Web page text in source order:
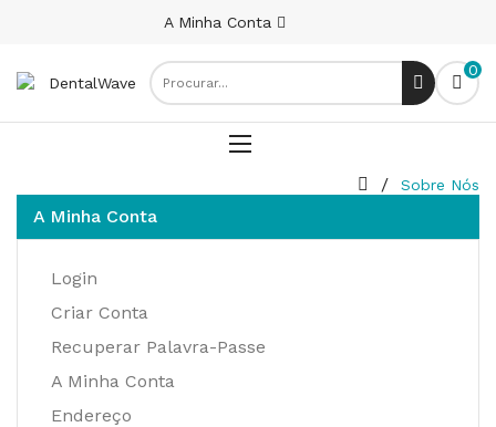
A Minha Conta
0
Sobre Nós
A Minha Conta
Login
Criar Conta
Recuperar Palavra-Passe
A Minha Conta
Endereço